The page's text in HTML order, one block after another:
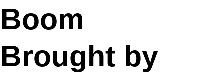
Boom
Brought by